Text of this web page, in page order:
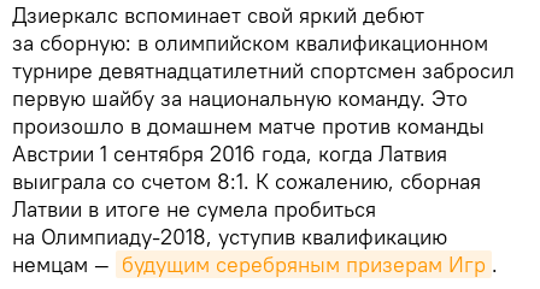
Дзиеркалс вспоминает свой яркий дебют
за сборную: в олимпийском квалификационном
турнире девятнадцатилетний спортсмен забросил
первую шайбу за национальную команду. Это
произошло в домашнем матче против команды
Австрии 1 сентября 2016 года, когда Латвия
выиграла со счетом 8:1. К сожалению, сборная
Латвии в итоге не сумела пробиться
на Олимпиаду-2018, уступив квалификацию
немцам — будущим серебряным призерам Игр .